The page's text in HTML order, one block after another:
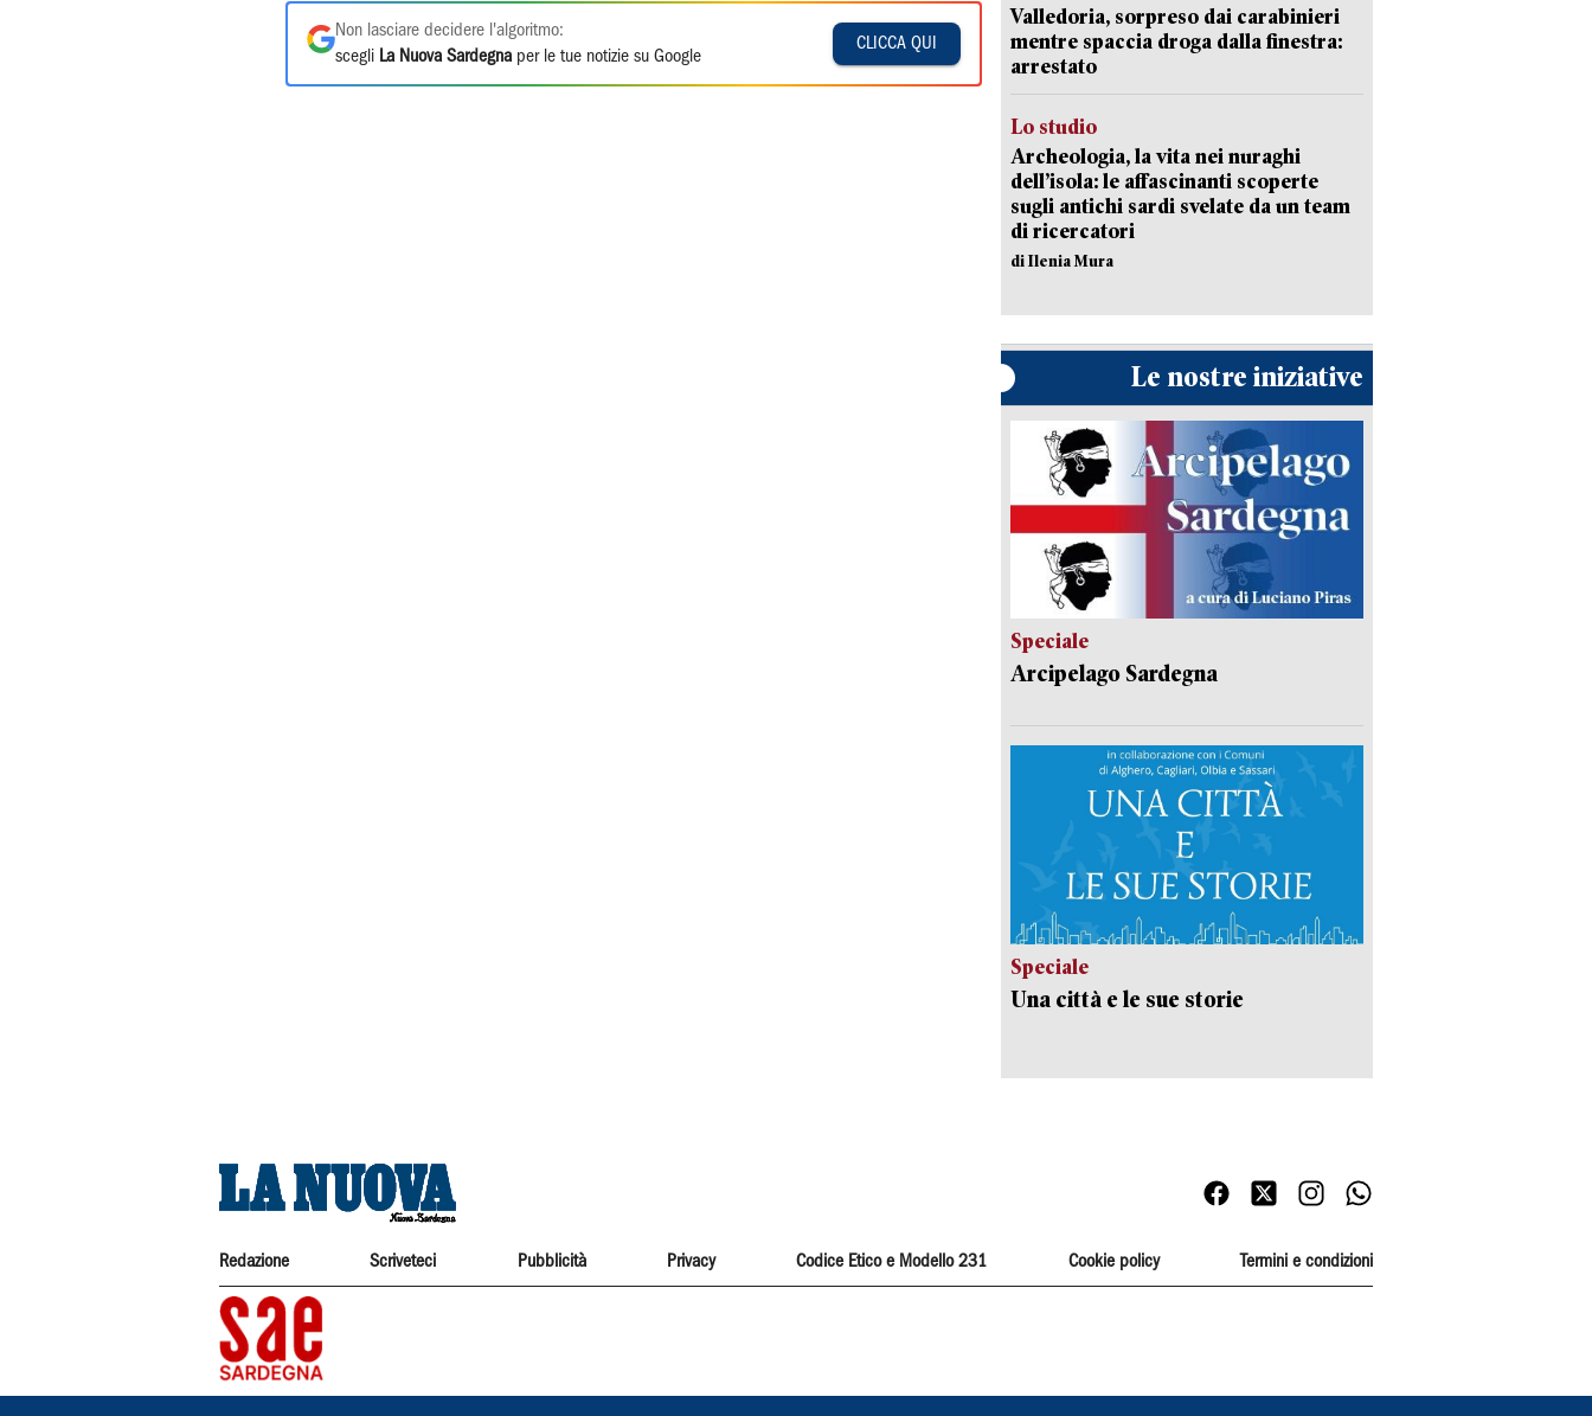
Non lasciare decidere l'algoritmo:
scegli La Nuova Sardegna per le tue notizie su Google
CLICCA QUI
Valledoria, sorpreso dai carabinieri
mentre spaccia droga dalla finestra:
arrestato
Lo studio
Archeologia, la vita nei nuraghi
dell’isola: le affascinanti scoperte
sugli antichi sardi svelate da un team
di ricercatori
di Ilenia Mura
Le nostre iniziative
Speciale
Arcipelago Sardegna
Speciale
Una città e le sue storie
Redazione Scriveteci Pubblicità Privacy Codice Etico e Modello 231 Cookie policy Termini e condizioni